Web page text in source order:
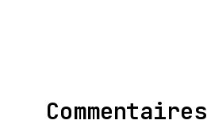
Commentaires